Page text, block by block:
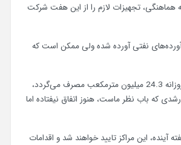
بوده و مقرر شده تا 250 مرکز اعلامی، در یک پروسه هماهنگی، تجهیزات لازم را از این هفت شرکت
فرآورده‌های نفتی آورده شده ولی ممکن است که
این معاون در شرکت پخش فرآورده‌های نفتی ضمن تاکید به اینکه اکنون استقبال از مصرف cng افزایش یافته و روزانه 24.3 میلیون مترمکعب مصرف می‌گردد،
پیدا کرده ولی آن رشدی که باب نظر ماست، هنوز اتفاق نیفتاده اما
این مراکز تایید خواهند شد و اقدامات